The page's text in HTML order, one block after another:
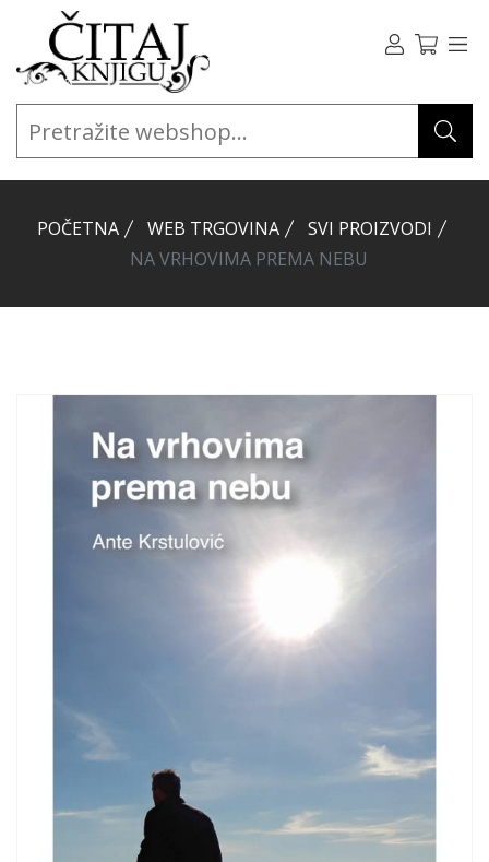
POČETNA WEB TRGOVINA
SVI PROIZVODI
NA VRHOVIMA PREMA NEBU